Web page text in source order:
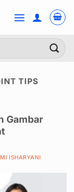
TIPS
Gambar
ISHARYANI